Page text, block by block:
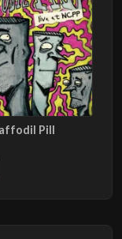
Pill